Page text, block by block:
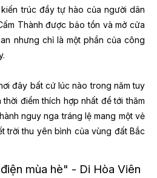
trúc đầy tự hào của người dân
Thành được bảo tồn và mở cửa
nhưng chỉ là một phần của công
đây bất cứ lúc nào trong năm tuy
điểm thích hợp nhất để tới thăm
nguy nga tráng lệ mang một vẻ
trời thu yên bình của vùng đất Bắc
mùa hè" - Di Hòa Viên